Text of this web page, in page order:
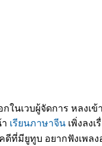
ในเวบผู้จัดการ หลงเข้
เรียนภาษาจีน เพิ่งลง
ดีที่มียูทูบ อยากฟังเพล